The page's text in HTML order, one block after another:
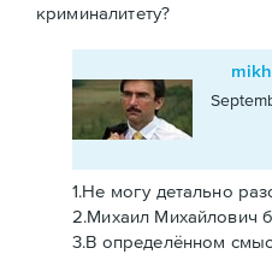
криминалитету?
1.Не могу детально
2.Михаил Михайлович
3.В определённом